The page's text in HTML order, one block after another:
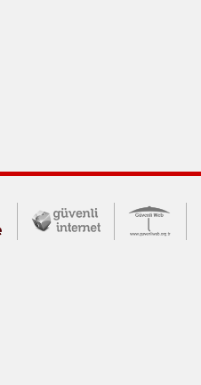
İletişim Merkezi
Çocuklar Güvende (yeni
Güvenli